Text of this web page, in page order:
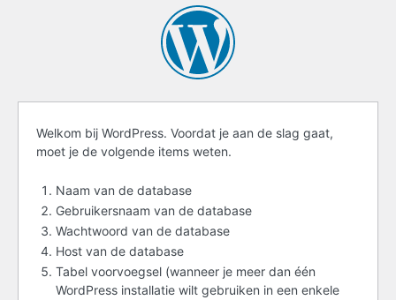
Voordat
je
start
Welkom bij WordPress. Voordat je aan de slag gaat,
moet je de volgende items weten.
Naam van de database
Gebruikersnaam van de database
Wachtwoord van de database
Host van de database
Tabel voorvoegsel (wanneer je meer dan één
WordPress installatie wilt gebruiken in een enkele